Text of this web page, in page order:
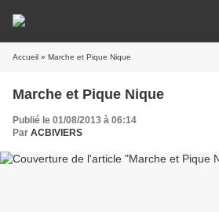
Accueil » Marche et Pique Nique
Marche et Pique Nique
Publié le 01/08/2013 à 06:14
Par ACBIVIERS